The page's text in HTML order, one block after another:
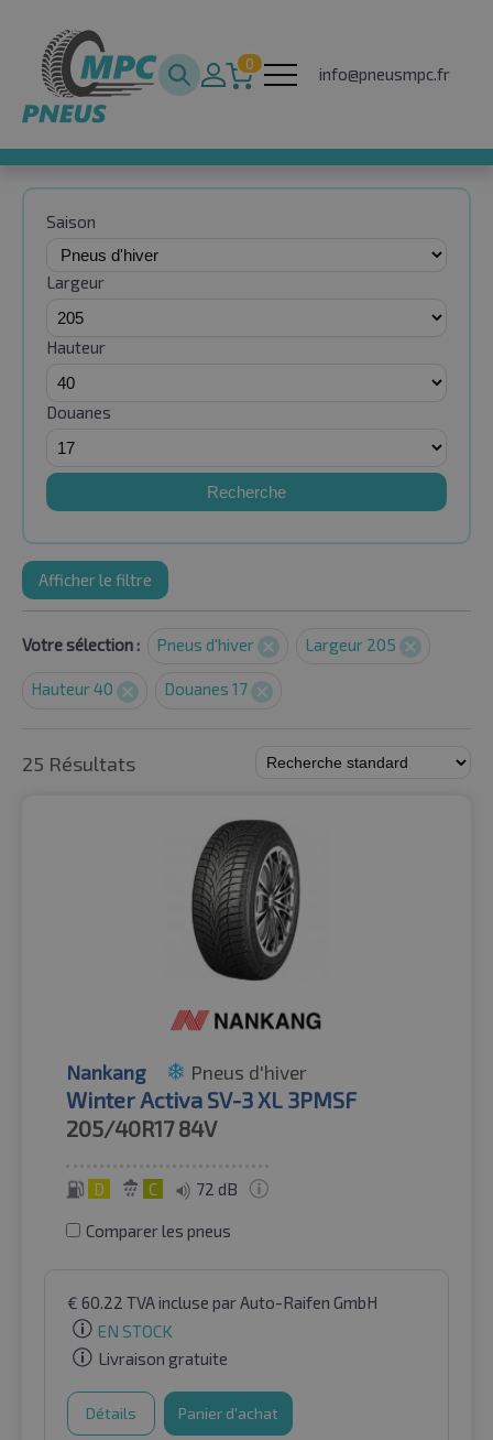
0
info@pneusmpc.fr
Saison
Largeur
Hauteur
Douanes
Recherche
Afficher le filtre
Votre sélection : Pneus d'hiver Largeur 205
Hauteur 40 Douanes 17
25 Résultats
Nankang Pneus d'hiver
Winter Activa SV-3 XL 3PMSF
205/40R17 84V
D C 72 dB
Comparer les pneus
€ 60.22 TVA incluse par Auto-Raifen GmbH
EN STOCK
Livraison gratuite
Détails Panier d'achat